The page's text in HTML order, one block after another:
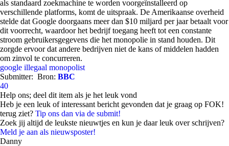
als standaard zoekmachine te worden voorgeïnstalleerd op
verschillende platforms, komt de uitspraak. De Amerikaanse overheid
stelde dat Google doorgaans meer dan $10 miljard per jaar betaalt voor
dit voorrecht, waardoor het bedrijf toegang heeft tot een constante
stroom gebruikersgegevens die het monopolie in stand houden. Dit
zorgde ervoor dat andere bedrijven niet de kans of middelen hadden
om zinvol te concurreren.
google illegaal monopolist
Submitter: Bron: BBC
40
Help ons; deel dit item als je het leuk vond
Heb je een leuk of interessant bericht gevonden dat je graag op FOK!
terug ziet? Tip ons dan via de submit!
Zoek jij altijd de leukste nieuwtjes en kun je daar leuk over schrijven?
Meld je aan als nieuwsposter!
Danny